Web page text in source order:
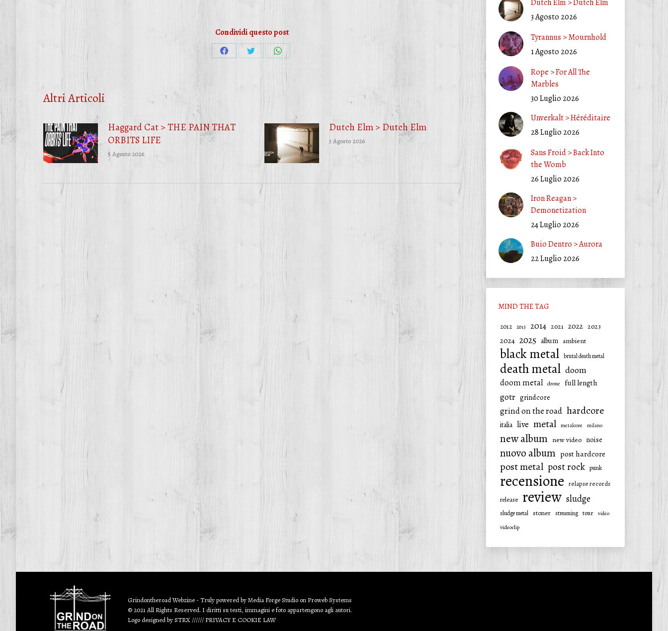
Condividi questo post
Condividi
Facebook
Condividi
Twitter
Condividi
Altri Articoli
Haggard Cat > THE PAIN THAT
ORBITS LIFE
5 Agosto 2026
Dutch Elm > Dutch Elm
3 Agosto 2026
Dutch Elm > Dutch Elm
3 Agosto 2026
Tyrannus > Mournhold
1 Agosto 2026
Rope > For All The
Marbles
30 Luglio 2026
Unverkalt > Héréditaire
28 Luglio 2026
Sans Froid > Back Into
the Womb
26 Luglio 2026
Iron Reagan >
Demonetization
24 Luglio 2026
Buio Dentro > Aurora
22 Luglio 2026
MIND THE TAG
2012 2013 2014 2021 2022 2023
2024 2025 album ambient
black metal brutal death metal
death metal doom
doom metal drone full length
gotr grindcore
grind on the road hardcore
italia live metal metalcore milano
new album new video noise
nuovo album post hardcore
post metal post rock punk
recensione relapse records
release
review sludge
sludge metal stoner streaming tour
video
videoclip
Grindontheroad Webzine - Truly powered byMedia Forge Studio on ProwebSystems
© 2021 All Rights Reserved. I diritti su testi, immagini e foto appartengono agli autori.
Logo designed bySTRX////// PRIVACY E COOKIE LAW